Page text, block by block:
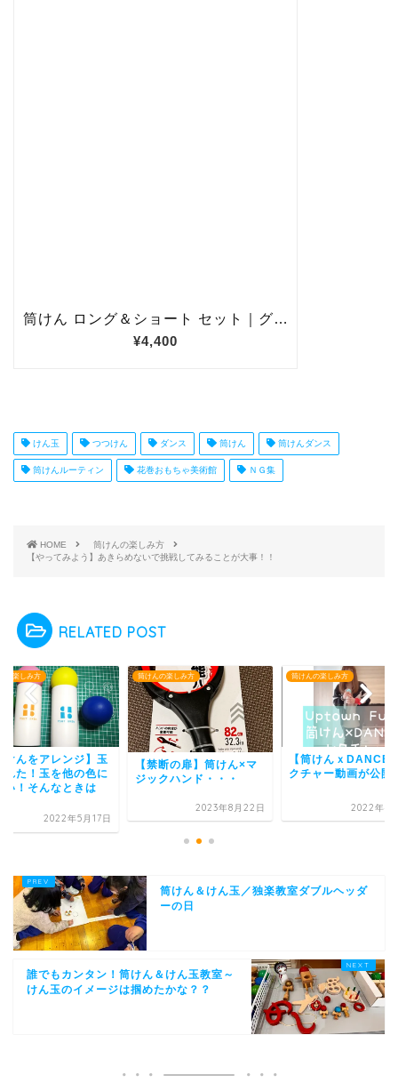
けん玉 つつけん ダンス 筒けん 筒けんダンス
筒けんルーティン 花巻おもちゃ美術館 ＮＧ集
HOME
筒けんの楽しみ方
【やってみよう】あきらめないで挑戦してみることが大事！！
RELATED POST
の楽しみ方
断の扉】筒けん×マ
クハンド・・・
筒けんの楽しみ方
【筒けんｘDANCE】レ
クチャー動画が公開♪
2022年4月17日
筒けんの楽しみ方
【筒けんをアレンジ
が割れた！玉を他の
2022年5
筒けん＆けん玉／独楽教室ダブルヘッダ
ーの日
誰でもカンタン！筒けん＆けん玉教室～
けん玉のイメージは掴めたかな？？